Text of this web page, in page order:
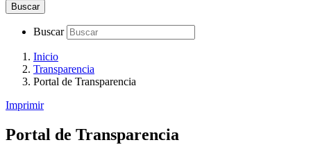
Buscar
Buscar
Inicio
Transparencia
Portal de Transparencia
Imprimir
Portal de Transparencia